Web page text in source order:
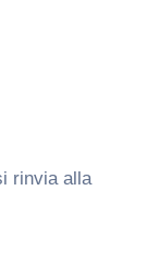
rinvia alla